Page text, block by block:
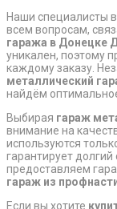
Наши специалисты
всем вопросам,
гаража в Донецке
уникален, поэтому
каждому заказу.
металлический
найдём
Выбирая гараж
внимание на
используются
гарантирует
предоставляем
гараж из
Если вы хотите